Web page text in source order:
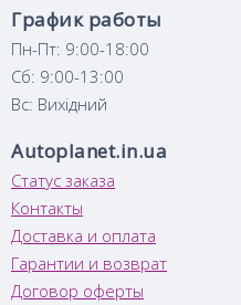
График работы
Пн-Пт: 9:00-18:00
Сб: 9:00-13:00
Вс: Вихідний
Autoplanet.in.ua
Статус заказа
Контакты
Доставка и оплата
Гарантии и возврат
Договор оферты